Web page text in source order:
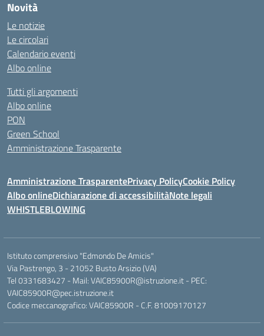
Novità
Le notizie
Le circolari
Calendario eventi
Albo online
Tutti gli argomenti
Albo online
PON
Green School
Amministrazione Trasparente
Amministrazione TrasparentePrivacy PolicyCookie Policy
Albo onlineDichiarazione di accessibilitàNote legali
WHISTLEBLOWING
Istituto comprensivo "Edmondo De Amicis"
Via Pastrengo, 3 - 21052 Busto Arsizio (VA)
Tel 0331683427 - Mail: VAIC85900R@istruzione.it - PEC:
VAIC85900R@pec.istruzione.it
Codice meccanografico: VAIC85900R - C.F. 81009170127